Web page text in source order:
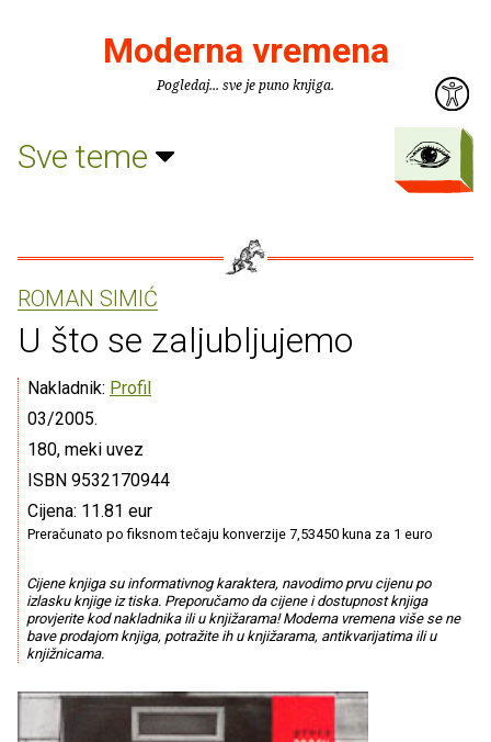
Moderna vremena
Pogledaj... sve je puno knjiga.
Sve teme
ROMAN SIMIĆ
U što se zaljubljujemo
Nakladnik: Profil
03/2005.
180, meki uvez
ISBN 9532170944
Cijena: 11.81 eur
Preračunato po fiksnom tečaju konverzije 7,53450 kuna za 1 euro
Cijene knjiga su informativnog karaktera, navodimo prvu cijenu po
izlasku knjige iz tiska. Preporučamo da cijene i dostupnost knjiga
provjerite kod nakladnika ili u knjižarama! Moderna vremena više se ne
bave prodajom knjiga, potražite ih u knjižarama, antikvarijatima ili u
knjižnicama.